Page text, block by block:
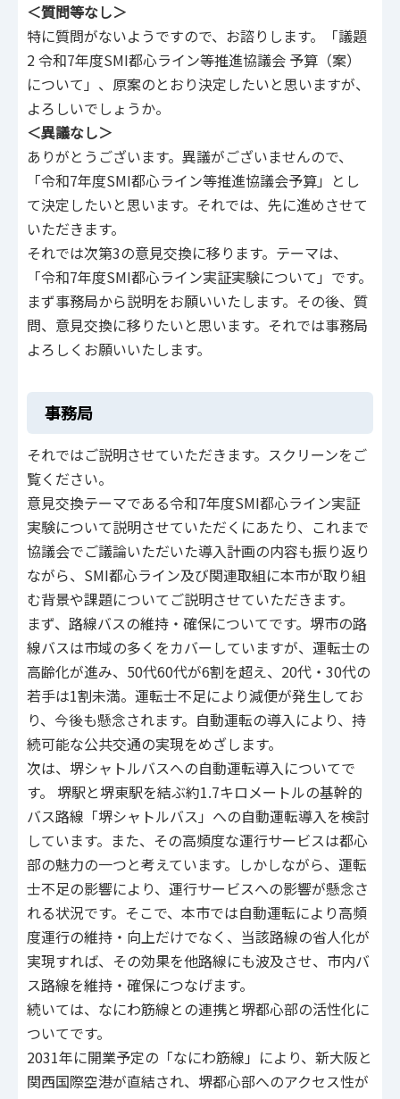
＜質問等なし＞
特に質問がないようですので、お諮りします。「議題
2 令和7年度SMI都心ライン等推進協議会 予算（案）
について」、原案のとおり決定したいと思いますが、
よろしいでしょうか。
＜異議なし＞
ありがとうございます。異議がございませんので、
「令和7年度SMI都心ライン等推進協議会予算」とし
て決定したいと思います。それでは、先に進めさせて
いただきます。
それでは次第3の意見交換に移ります。テーマは、
「令和7年度SMI都心ライン実証実験について」です。
まず事務局から説明をお願いいたします。その後、質
問、意見交換に移りたいと思います。それでは事務局
よろしくお願いいたします。
事務局
それではご説明させていただきます。スクリーンをご
覧ください。
意見交換テーマである令和7年度SMI都心ライン実証
実験について説明させていただくにあたり、これまで
協議会でご議論いただいた導入計画の内容も振り返り
ながら、SMI都心ライン及び関連取組に本市が取り組
む背景や課題についてご説明させていただきます。
まず、路線バスの維持・確保についてです。堺市の路
線バスは市域の多くをカバーしていますが、運転士の
高齢化が進み、50代60代が6割を超え、20代・30代の
若手は1割未満。運転士不足により減便が発生してお
り、今後も懸念されます。自動運転の導入により、持
続可能な公共交通の実現をめざします。
次は、堺シャトルバスへの自動運転導入についてで
す。 堺駅と堺東駅を結ぶ約1.7キロメートルの基幹的
バス路線「堺シャトルバス」への自動運転導入を検討
しています。また、その高頻度な運行サービスは都心
部の魅力の一つと考えています。しかしながら、運転
士不足の影響により、運行サービスへの影響が懸念さ
れる状況です。そこで、本市では自動運転により高頻
度運行の維持・向上だけでなく、当該路線の省人化が
実現すれば、その効果を他路線にも波及させ、市内バ
ス路線を維持・確保につなげます。
続いては、なにわ筋線との連携と堺都心部の活性化に
ついてです。
2031年に開業予定の「なにわ筋線」により、新大阪と
関西国際空港が直結され、堺都心部へのアクセス性が